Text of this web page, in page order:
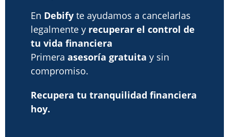
En Debify te ayudamos a cancelarlas
legalmente y recuperar el control de
tu vida financiera
Primera asesoría gratuita y sin
compromiso.
Recupera tu tranquilidad financiera
hoy.